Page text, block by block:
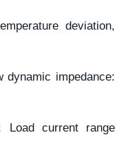
deviation,
impedance:
Load current range